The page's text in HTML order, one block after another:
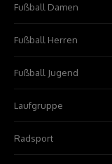
Fußball Damen
Fußball Herren
Fußball Jugend
Laufgruppe
Radsport